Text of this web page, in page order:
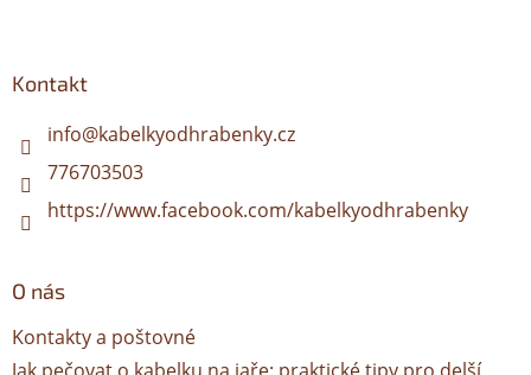
Kontakt
info@kabelkyodhrabenky.cz
776703503
https://www.facebook.com/kabelkyodhrabenky
O nás
Kontakty a poštovné